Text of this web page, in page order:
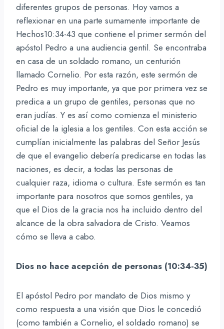
diferentes grupos de personas. Hoy vamos a
reflexionar en una parte sumamente importante de
Hechos10:34-43 que contiene el primer sermón del
apóstol Pedro a una audiencia gentil. Se encontraba
en casa de un soldado romano, un centurión
llamado Cornelio. Por esta razón, este sermón de
Pedro es muy importante, ya que por primera vez se
predica a un grupo de gentiles, personas que no
eran judías. Y es así como comienza el ministerio
oficial de la iglesia a los gentiles. Con esta acción se
cumplían inicialmente las palabras del Señor Jesús
de que el evangelio debería predicarse en todas las
naciones, es decir, a todas las personas de
cualquier raza, idioma o cultura. Este sermón es tan
importante para nosotros que somos gentiles, ya
que el Dios de la gracia nos ha incluido dentro del
alcance de la obra salvadora de Cristo. Veamos
cómo se lleva a cabo.
Dios no hace acepción de personas (10:34-35)
El apóstol Pedro por mandato de Dios mismo y
como respuesta a una visión que Dios le concedió
(como también a Cornelio, el soldado romano) se